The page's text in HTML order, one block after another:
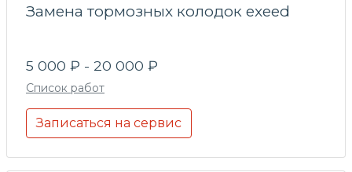
Замена тормозных колодок exeed
5 000 ₽ - 20 000 ₽
Список работ
Записаться на сервис